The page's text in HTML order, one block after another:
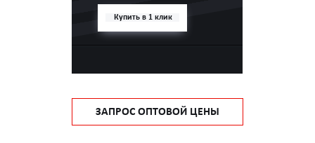
Купить в 1 клик
ЗАПРОС ОПТОВОЙ ЦЕНЫ